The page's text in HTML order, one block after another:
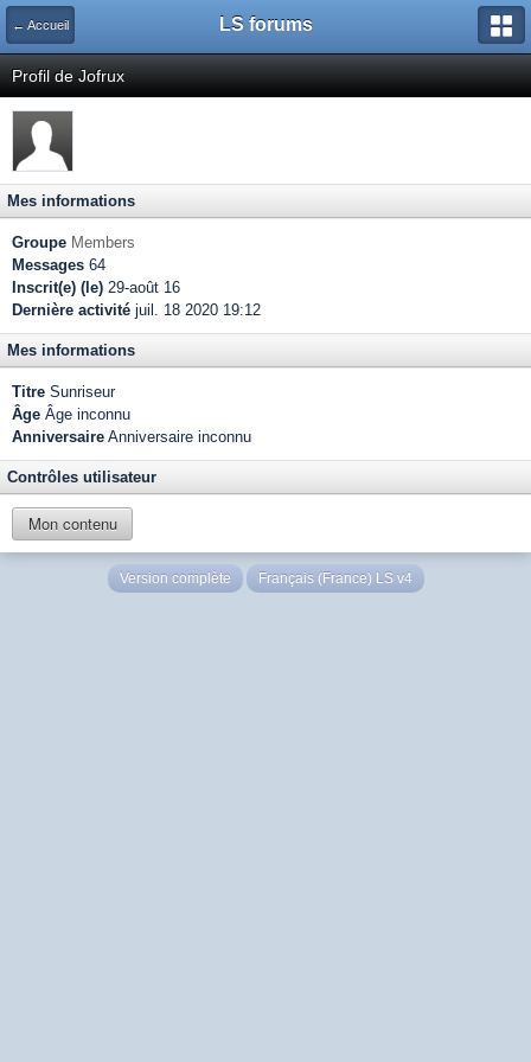
← Accueil LS forums
Profil de Jofrux
Mes informations
Groupe Members
Messages 64
Inscrit(e) (le) 29-août 16
Dernière activité juil. 18 2020 19:12
Mes informations
Titre Sunriseur
Âge Âge inconnu
Anniversaire Anniversaire inconnu
Contrôles utilisateur
Mon contenu
Version complète Français (France) LS v4